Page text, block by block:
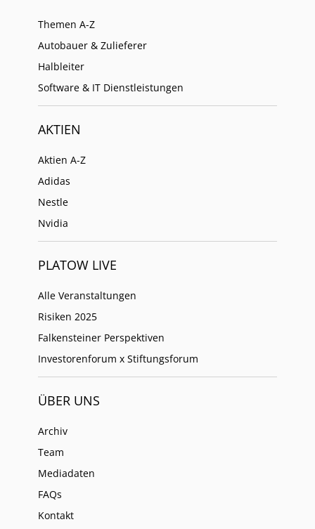
Themen A-Z
Autobauer & Zulieferer
Halbleiter
Software & IT Dienstleistungen
AKTIEN
Aktien A-Z
Adidas
Nestle
Nvidia
PLATOW LIVE
Alle Veranstaltungen
Risiken 2025
Falkensteiner Perspektiven
Investorenforum x Stiftungsforum
ÜBER UNS
Archiv
Team
Mediadaten
FAQs
Kontakt